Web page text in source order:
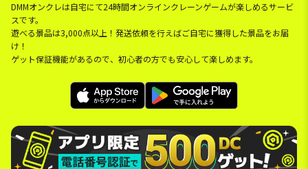
DMMオンクレは自宅にて24時間オンラインクレーンゲームが楽しめるサービ
スです。
遊べる景品は3,000点以上！発送依頼を行えばご自宅に獲得した景品をお届
け！
ゲット保証機能があるので、初心者の方でも安心して楽しめます。